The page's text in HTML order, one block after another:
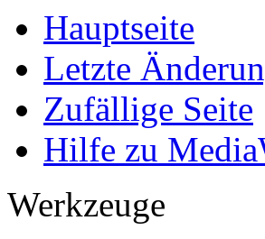
Hauptseite
Letzte
Zufällige Seite
Hilfe zu
Werkzeuge